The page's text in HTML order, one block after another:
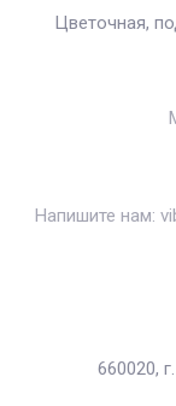
Цветочная,
Напишите нам:
660020,